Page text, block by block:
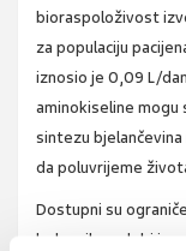
bioraspoloživost
za populaciju
iznosio je 0,09 L/
aminokiseline
sintezu
da poluvrijeme
Dostupni su
bolesnika u dobi